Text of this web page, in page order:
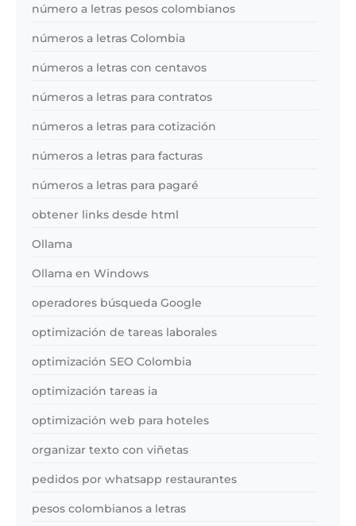
número a letras pesos colombianos
números a letras Colombia
números a letras con centavos
números a letras para contratos
números a letras para cotización
números a letras para facturas
números a letras para pagaré
obtener links desde html
Ollama
Ollama en Windows
operadores búsqueda Google
optimización de tareas laborales
optimización SEO Colombia
optimización tareas ia
optimización web para hoteles
organizar texto con viñetas
pedidos por whatsapp restaurantes
pesos colombianos a letras